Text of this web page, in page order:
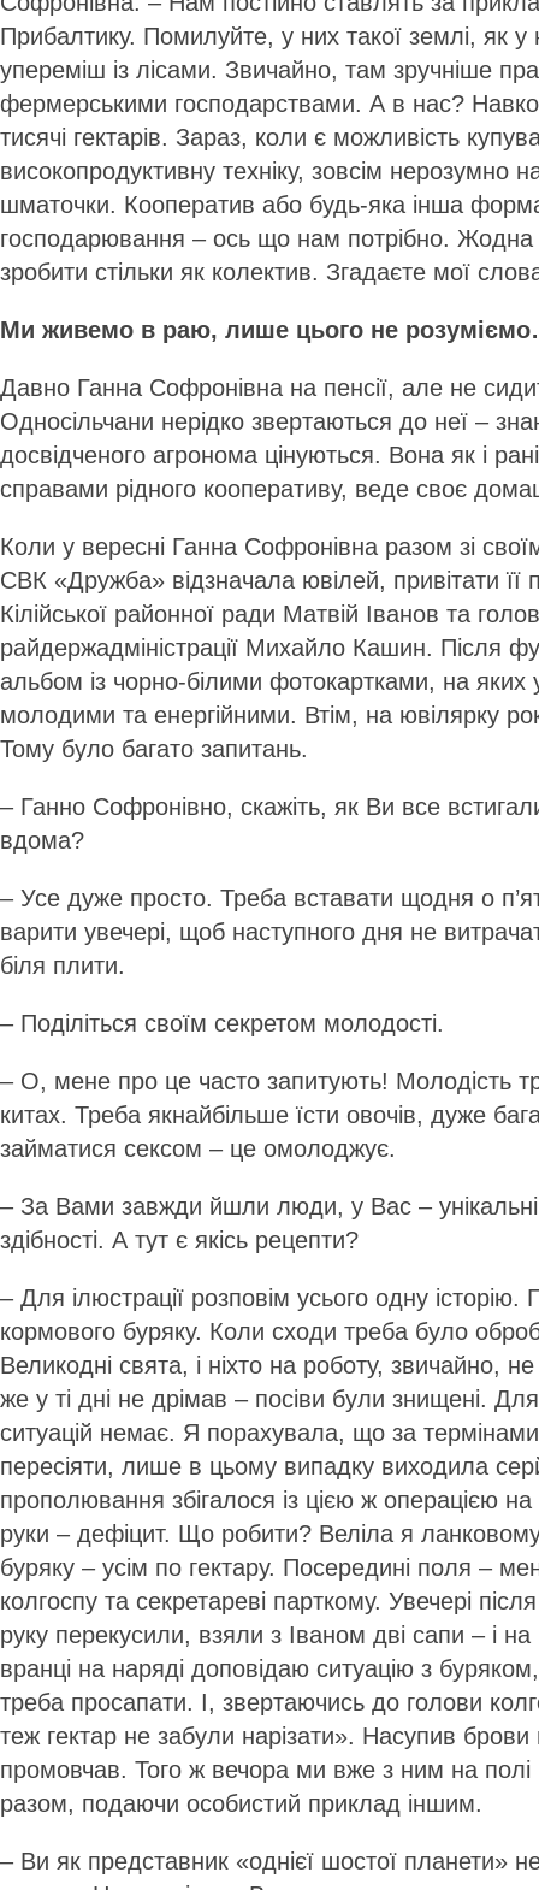
Прибалтику. Помилуйте, у них такої землі, як у
упереміш із лісами. Звичайно, там зручніше
фермерськими господарствами. А в нас?
тисячі гектарів. Зараз, коли є можливість
високопродуктивну техніку, зовсім нерозумно
шматочки. Кооператив або будь-яка інша
господарювання – ось що нам потрібно.
зробити стільки як колектив. Згадаєте мої
Ми живемо в раю, лише цього не
Давно Ганна Софронівна на пенсії, але не
Односільчани нерідко звертаються до неї –
досвідченого агронома цінуються. Вона як і
справами рідного кооперативу, веде своє
Коли у вересні Ганна Софронівна разом зі
СВК «Дружба» відзначала ювілей, привітати її
Кілійської районної ради Матвій Іванов та
райдержадміністрації Михайло Кашин. Після
альбом із чорно-білими фотокартками, на яких
молодими та енергійними. Втім, на ювілярку
Тому було багато запитань.
– Ганно Софронівно, скажіть, як Ви все
вдома?
– Усе дуже просто. Треба вставати щодня о
варити увечері, щоб наступного дня не
біля плити.
– Поділіться своїм секретом молодості.
– О, мене про це часто запитують! Молодість
китах. Треба якнайбільше їсти овочів, дуже
займатися сексом – це омолоджує.
– За Вами завжди йшли люди, у Вас – унікальні
здібності. А тут є якісь рецепти?
– Для ілюстрації розповім усього одну історію.
кормового буряку. Коли сходи треба було
Великодні свята, і ніхто на роботу, звичайно,
же у ті дні не дрімав – посіви були знищені.
ситуацій немає. Я порахувала, що за
пересіяти, лише в цьому випадку виходила
прополювання збігалося із цією ж операцією
руки – дефіцит. Що робити? Веліла я ланковому
буряку – усім по гектару. Посередині поля –
колгоспу та секретареві парткому. Увечері
руку перекусили, взяли з Іваном дві сапи – і
вранці на наряді доповідаю ситуацію з
треба просапати. І, звертаючись до голови
теж гектар не забули нарізати». Насупив
промовчав. Того ж вечора ми вже з ним на
разом, подаючи особистий приклад іншим.
– Ви як представник «однієї шостої планети»